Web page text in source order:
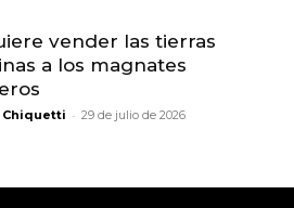
vender las tierras
a los magnates
Chiquetti - 29 de julio de 2026